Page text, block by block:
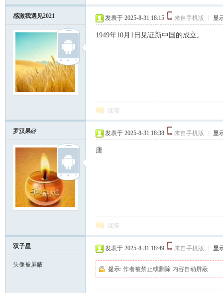
感激我遇见2021 发表于 2025-8-31 18:15 来自手机版 显
1949年10月1日见证新中国的成立。
回复
罗汉果@ 发表于 2025-8-31 18:38 来自手机版 显
唐
回复
双子星
头像被屏蔽
发表于 2025-8-31 18:49 来自手机版 显
提示: 作者被禁止或删除 内容自动屏蔽